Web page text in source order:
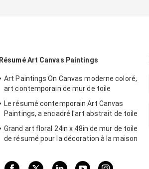
Résumé Art Canvas Paintings
Art Paintings On Canvas moderne coloré,
art contemporain de mur de toile
Le résumé contemporain Art Canvas
Paintings, a encadré l'art abstrait de toile
Grand art floral 24in x 48in de mur de toile
de résumé pour la décoration à la maison